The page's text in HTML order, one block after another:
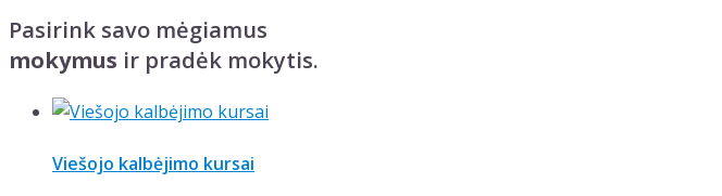
Pasirink savo mėgiamus
mokymus ir pradėk mokytis.
Viešojo kalbėjimo kursai